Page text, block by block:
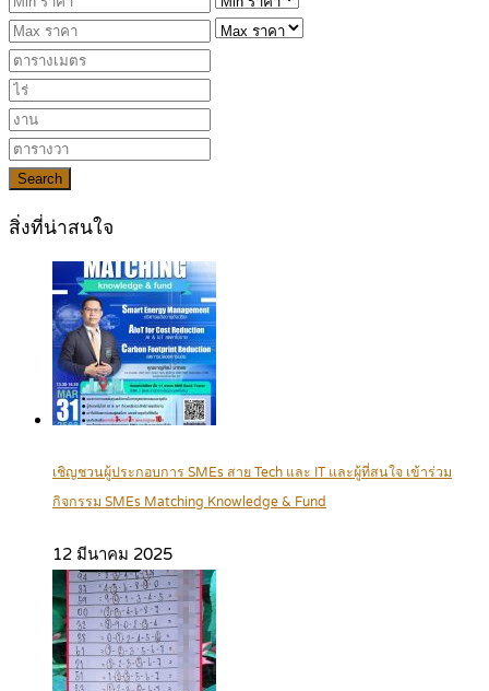
Search
สิ่งที่น่าสนใจ
เชิญชวนผู้ประกอบการ SMEs สาย Tech และ IT และผู้ที่สนใจ เข้าร่วม
กิจกรรม SMEs Matching Knowledge & Fund
12 มีนาคม 2025